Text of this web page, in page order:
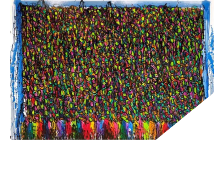
NOS AMIS, PARRAINS ET MARRAINES
NOS FONDATIONS ABRITÉES
NOS ÉVÉNEMENTS
NOUS REJOINDRE
ACCUEILLIR, ACCOMPAGNER, LOGER
SOUTENIR L’ENGAGEMENT DES HABITANTS
DÉFENDRE L’ACCÈS AUX DROITS
DONNER LES MOYENS D’AGIR
RAPPORTS SUR L’ÉTAT DU MAL-LOGEMENT
S’ENGAGER AUTREMENT
FAIRE UN DON IFI
PARTENARIATS ENTREPRISES
RÉDUCTIONS FISCALES